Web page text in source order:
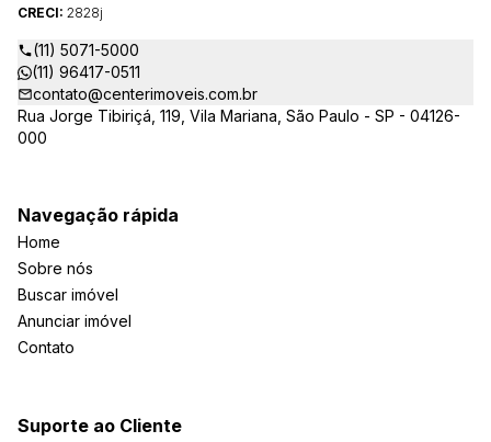
Sindicato das Empresas de Compra, Venda, Locação e
Administração de Imóveis Residenciais e Comerciais de São
Paulo (SECOVI).
CRECI: 2828j
(11) 5071-5000
(11) 96417-0511
contato@centerimoveis.com.br
Rua Jorge Tibiriçá, 119, Vila Mariana, São Paulo - SP - 04126-
000
Navegação rápida
Home
Sobre nós
Buscar imóvel
Anunciar imóvel
Contato
Suporte ao Cliente